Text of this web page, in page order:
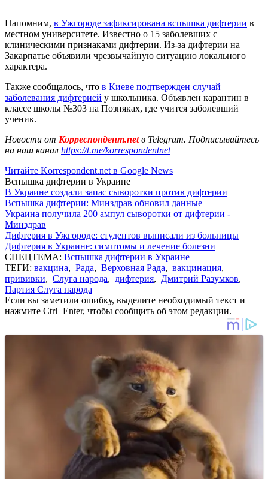
Напомним, в Ужгороде зафиксирована вспышка дифтерии в
местном университете. Известно о 15 заболевших с
клиническими признаками дифтерии. Из-за дифтерии на
Закарпатье объявили чрезвычайную ситуацию локального
характера.
Также сообщалось, что в Киеве подтвержден случай
заболевания дифтерией у школьника. Объявлен карантин в
классе школы №303 на Позняках, где учится заболевший
ученик.
Новости от Корреспондент.netв Telegram. Подписывайтесь
на наш канал https://t.me/korrespondentnet
Читайте Korrespondent.net в Google News
Вспышка дифтерии в Украине
В Украине создали запас сыворотки против дифтерии
Вспышка дифтерии: Минздрав обновил данные
Украина получила 200 ампул сыворотки от дифтерии -
Минздрав
Дифтерия в Ужгороде: студентов выписали из больницы
Дифтерия в Украине: симптомы и лечение болезни
СПЕЦТЕМА: Вспышка дифтерии в Украине
ТЕГИ: вакцина, Рада, Верховная Рада, вакцинация,
прививки, Слуга народа, дифтерия, Дмитрий Разумков,
Партия Слуга народа
Если вы заметили ошибку, выделите необходимый текст и
нажмите Ctrl+Enter, чтобы сообщить об этом редакции.